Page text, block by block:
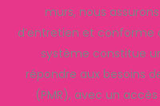
murs, nous
d’entretien et conforme
système constitue
répondre aux besoins
(PMR), avec un